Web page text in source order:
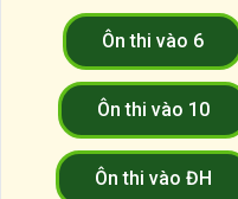
Ôn thi vào 6
Ôn thi vào 10
Ôn thi vào ĐH